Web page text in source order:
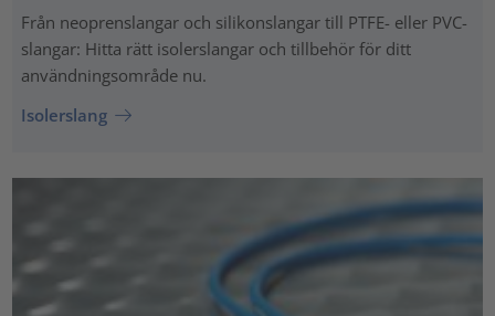
Från neoprenslangar och silikonslangar till PTFE- eller PVC-
slangar: Hitta rätt isolerslangar och tillbehör för ditt
användningsområde nu.
Isolerslang